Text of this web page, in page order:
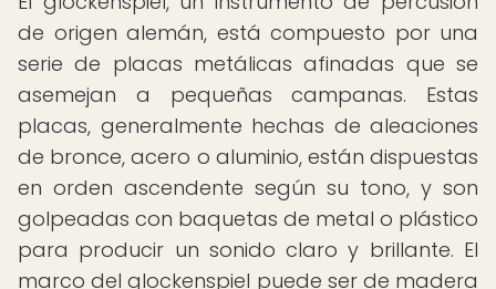
de origen alemán, está compuesto por una
serie de placas metálicas afinadas que se
asemejan a pequeñas campanas. Estas
placas, generalmente hechas de aleaciones
de bronce, acero o aluminio, están dispuestas
en orden ascendente según su tono, y son
golpeadas con baquetas de metal o plástico
para producir un sonido claro y brillante. El
marco del glockenspiel puede ser de madera